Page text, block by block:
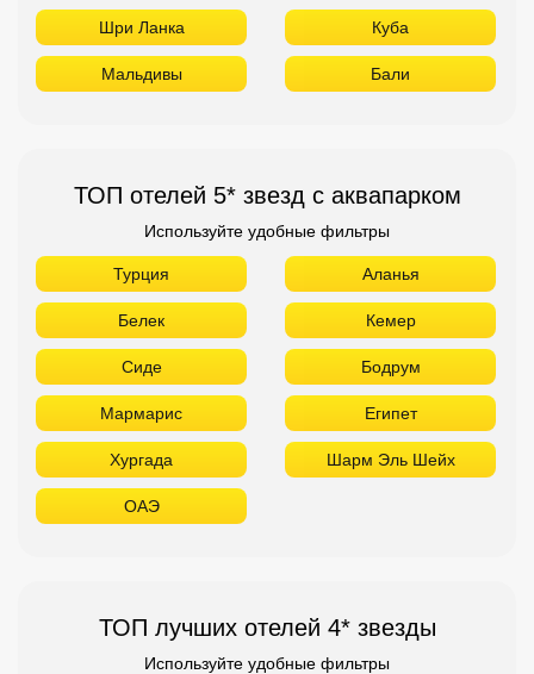
Шри Ланка Куба
Мальдивы Бали
ТОП отелей 5* звезд с аквапарком
Используйте удобные фильтры
Турция Аланья
Белек Кемер
Сиде Бодрум
Мармарис Египет
Хургада Шарм Эль Шейх
ОАЭ
ТОП лучших отелей 4* звезды
Используйте удобные фильтры